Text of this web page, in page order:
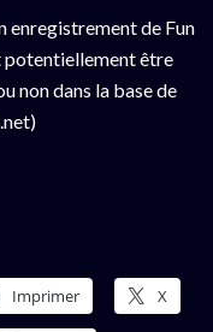
enregistrement de Fun
potentiellement être
non dans la base de
Imprimer X